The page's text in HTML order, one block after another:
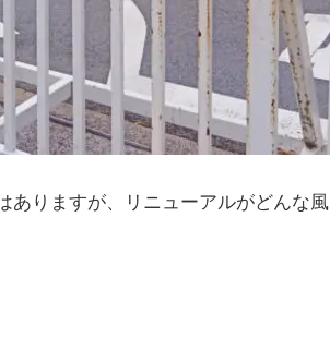
ありますが、リニューアルがどんな風